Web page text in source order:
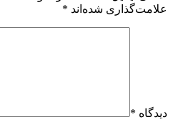
علامت‌گذاری شده‌اند *
دیدگاه *